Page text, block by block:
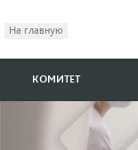
На главную
КОМИТЕТ